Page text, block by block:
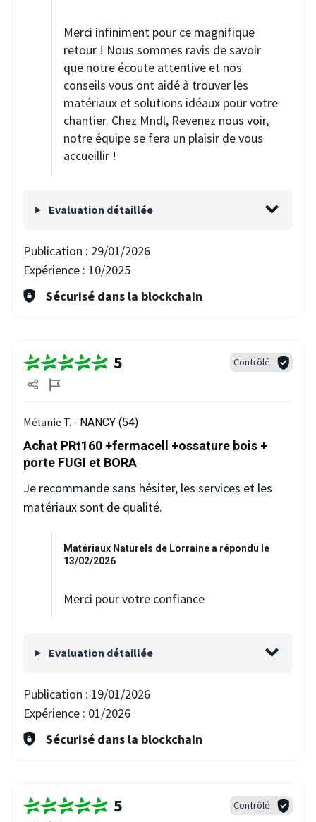
Merci infiniment pour ce magnifique
retour ! Nous sommes ravis de savoir
que notre écoute attentive et nos
conseils vous ont aidé à trouver les
matériaux et solutions idéaux pour votre
chantier. Chez Mndl, Revenez nous voir,
notre équipe se fera un plaisir de vous
accueillir !
Evaluation détaillée
Publication : 29/01/2026
Expérience : 10/2025
Sécurisé dans la blockchain
5 Contrôlé
Mélanie T. - NANCY (54)
Achat PRt160 +fermacell +ossature bois +
porte FUGI et BORA
Je recommande sans hésiter, les services et les
matériaux sont de qualité.
Matériaux Naturels de Lorraine a répondu le
13/02/2026
Merci pour votre confiance
Evaluation détaillée
Publication : 19/01/2026
Expérience : 01/2026
Sécurisé dans la blockchain
5 Contrôlé